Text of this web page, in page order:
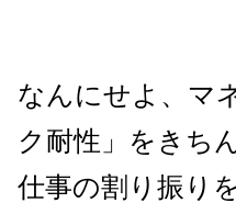
なんにせよ、マ
ク耐性」をきち
仕事の割り振り